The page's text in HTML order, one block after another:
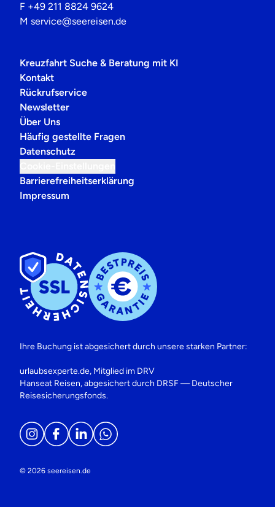
F +49 211 8824 9624
M service@seereisen.de
Kreuzfahrt Suche & Beratung mit KI
Kontakt
Rückrufservice
Newsletter
Über Uns
Häufig gestellte Fragen
Datenschutz
Barrierefreiheitserklärung
Impressum
Ihre Buchung ist abgesichert durch unsere starken Partner:
urlaubsexperte.de, Mitglied im DRV
Hanseat Reisen, abgesichert durch DRSF — Deutscher
Reisesicherungsfonds.
© 2026 seereisen.de